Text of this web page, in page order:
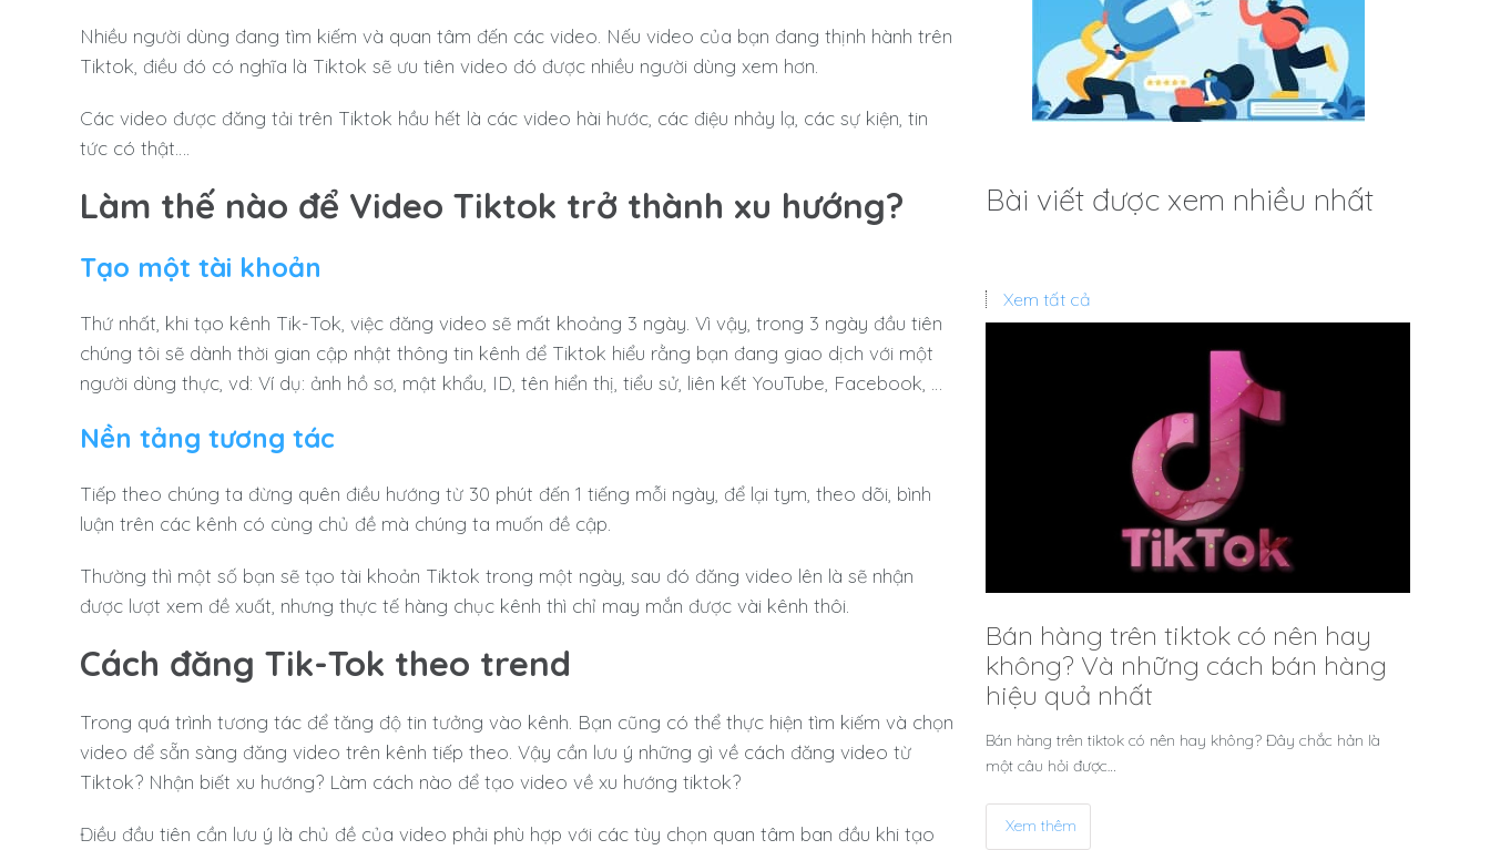
Nhiều người dùng đang tìm kiếm và quan tâm đến các video. Nếu video của bạn đang thịnh hành trên
Tiktok, điều đó có nghĩa là Tiktok sẽ ưu tiên video đó được nhiều người dùng xem hơn.
Các video được đăng tải trên Tiktok hầu hết là các video hài hước, các điệu nhảy lạ, các sự kiện, tin
tức có thật….
Làm thế nào để Video Tiktok trở thành xu hướng?
Tạo một tài khoản
Thứ nhất, khi tạo kênh Tik-Tok, việc đăng video sẽ mất khoảng 3 ngày. Vì vậy, trong 3 ngày đầu tiên
chúng tôi sẽ dành thời gian cập nhật thông tin kênh để Tiktok hiểu rằng bạn đang giao dịch với một
người dùng thực, vd: Ví dụ: ảnh hồ sơ, mật khẩu, ID, tên hiển thị, tiểu sử, liên kết YouTube, Facebook, …
Nền tảng tương tác
Tiếp theo chúng ta đừng quên điều hướng từ 30 phút đến 1 tiếng mỗi ngày, để lại tym, theo dõi, bình
luận trên các kênh có cùng chủ đề mà chúng ta muốn đề cập.
Thường thì một số bạn sẽ tạo tài khoản Tiktok trong một ngày, sau đó đăng video lên là sẽ nhận
được lượt xem đề xuất, nhưng thực tế hàng chục kênh thì chỉ may mắn được vài kênh thôi.
Cách đăng Tik-Tok theo trend
Trong quá trình tương tác để tăng độ tin tưởng vào kênh. Bạn cũng có thể thực hiện tìm kiếm và chọn
video để sẵn sàng đăng video trên kênh tiếp theo. Vậy cần lưu ý những gì về cách đăng video từ
Tiktok? Nhận biết xu hướng? Làm cách nào để tạo video về xu hướng tiktok?
Điều đầu tiên cần lưu ý là chủ đề của video phải phù hợp với các tùy chọn quan tâm ban đầu khi tạo
Bài viết được xem nhiều nhất
Xem tất cả
Bán hàng trên tiktok có nên hay
không? Và những cách bán hàng
hiệu quả nhất
Bán hàng trên tiktok có nên hay không? Đây chắc hản là
một câu hỏi được…
Xem thêm